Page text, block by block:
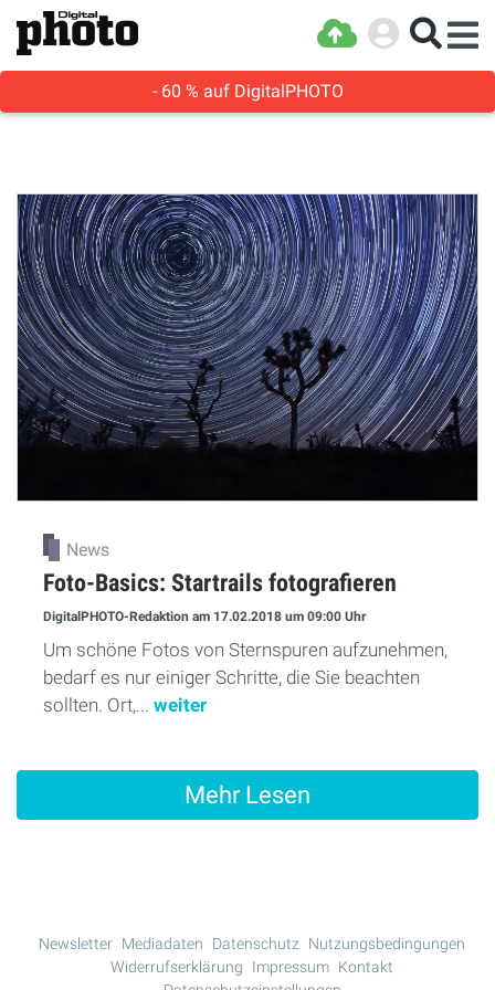
- 60 % auf DigitalPHOTO
News
Foto-Basics: Startrails fotografieren
DigitalPHOTO-Redaktion am 17.02.2018 um 09:00 Uhr
Um schöne Fotos von Sternspuren aufzunehmen,
bedarf es nur einiger Schritte, die Sie beachten
sollten. Ort,... weiter
Mehr Lesen
Newsletter Mediadaten Datenschutz Nutzungsbedingungen
Widerrufserklärung
Impressum Kontakt